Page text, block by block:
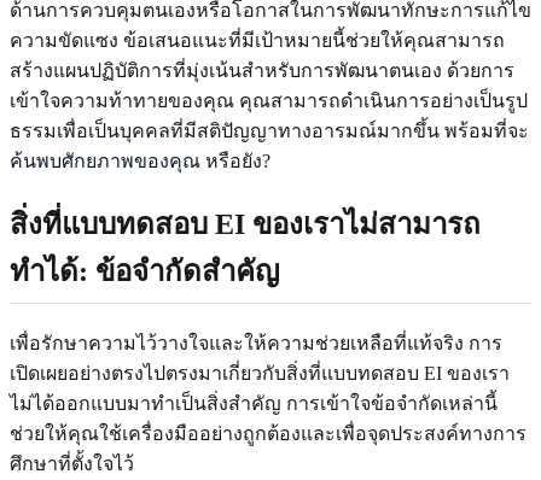
ด้านการควบคุมตนเองหรือโอกาสในการพัฒนาทักษะการแก้ไข
ความขัดแซง ข้อเสนอแนะที่มีเป้าหมายนี้ช่วยให้คุณสามารถ
สร้างแผนปฏิบัติการที่มุ่งเน้นสำหรับการพัฒนาตนเอง ด้วยการ
เข้าใจความท้าทายของคุณ คุณสามารถดำเนินการอย่างเป็นรูป
ธรรมเพื่อเป็นบุคคลที่มีสติปัญญาทางอารมณ์มากขึ้น พร้อมที่จะ
ค้นพบศักยภาพของคุณ หรือยัง?
สิ่งที่แบบทดสอบ EI ของเราไม่สามารถ
ทำได้: ข้อจำกัดสำคัญ
เพื่อรักษาความไว้วางใจและให้ความช่วยเหลือที่แท้จริง การ
เปิดเผยอย่างตรงไปตรงมาเกี่ยวกับสิ่งที่แบบทดสอบ EI ของเรา
ไม่ได้ออกแบบมาทำเป็นสิ่งสำคัญ การเข้าใจข้อจำกัดเหล่านี้
ช่วยให้คุณใช้เครื่องมืออย่างถูกต้องและเพื่อจุดประสงค์ทางการ
ศึกษาที่ตั้งใจไว้